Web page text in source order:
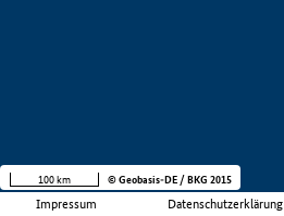
Impressum Datenschutzerklärung
100 km © Geobasis-DE / BKG 2015